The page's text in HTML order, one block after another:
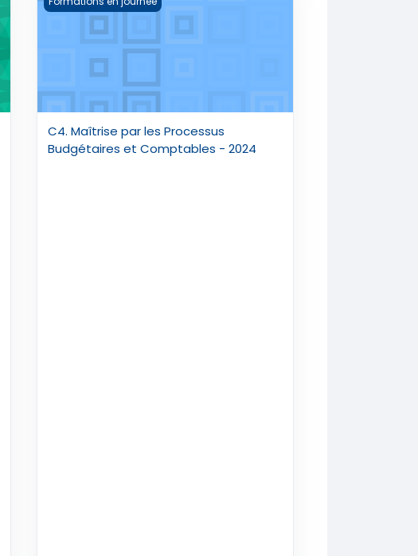
C4. Maîtrise par les Processus
Budgétaires et Comptables - 2024